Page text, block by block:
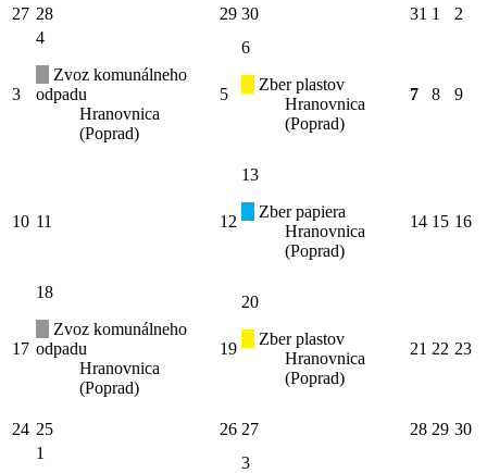
27 28 29 30 31 1 2
3
4
Zvoz komunálneho
odpadu
Hranovnica
(Poprad)
5
6
Zber plastov
Hranovnica
(Poprad)
7 8 9
10 11 12
13
Zber papiera
Hranovnica
(Poprad)
14 15 16
17
18
Zvoz komunálneho
odpadu
Hranovnica
(Poprad)
19
20
Zber plastov
Hranovnica
(Poprad)
21 22 23
24 25 26 27 28 29 30
1
3